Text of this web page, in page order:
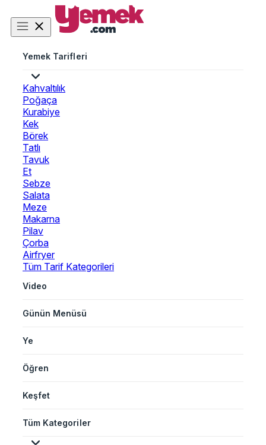
Yemek Tarifleri
Kahvaltılık
Poğaça
Kurabiye
Kek
Börek
Tatlı
Tavuk
Et
Sebze
Salata
Meze
Makarna
Pilav
Çorba
Airfryer
Tüm Tarif Kategorileri
Video
Günün Menüsü
Ye
Öğren
Keşfet
Tüm Kategoriler